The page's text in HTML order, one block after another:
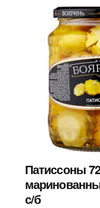
Патиссоны
с/б